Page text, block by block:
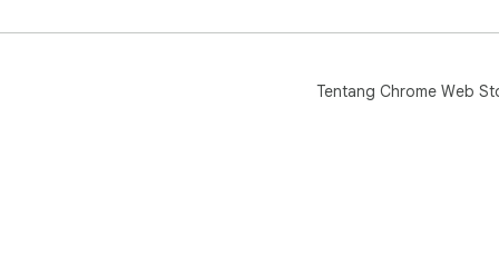
Tentang Chrome Web